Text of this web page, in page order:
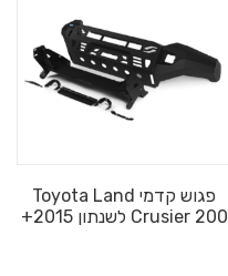
פגוש קדמי Toyota Land
Crusier 200 לשנתון 2015+